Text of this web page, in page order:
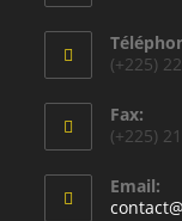
(+225)
Fax:
(+225)
Email: